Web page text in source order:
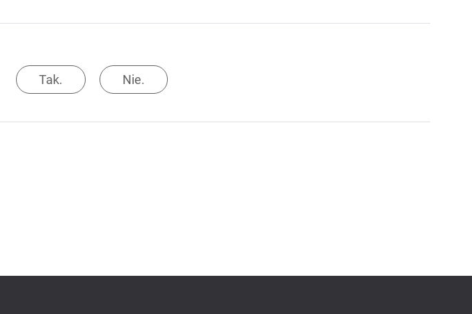
Tak. Nie.